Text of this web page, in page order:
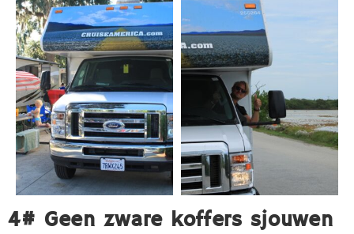
4# Geen zware koffers sjouwen